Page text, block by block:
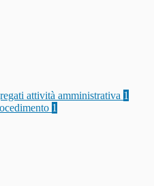
attività amministrativa 1
1